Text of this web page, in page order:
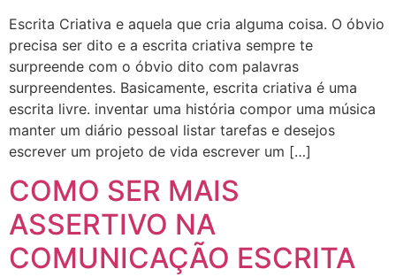
Escrita Criativa e aquela que cria alguma coisa. O óbvio
precisa ser dito e a escrita criativa sempre te
surpreende com o óbvio dito com palavras
surpreendentes. Basicamente, escrita criativa é uma
escrita livre. inventar uma história compor uma música
manter um diário pessoal listar tarefas e desejos
escrever um projeto de vida escrever um […]
COMO SER MAIS
ASSERTIVO NA
COMUNICAÇÃO ESCRITA